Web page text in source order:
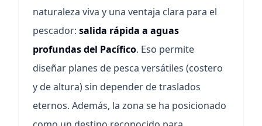
naturaleza viva y una ventaja clara para el
pescador: salida rápida a aguas
profundas del Pacífico. Eso permite
diseñar planes de pesca versátiles (costero
y de altura) sin depender de traslados
eternos. Además, la zona se ha posicionado